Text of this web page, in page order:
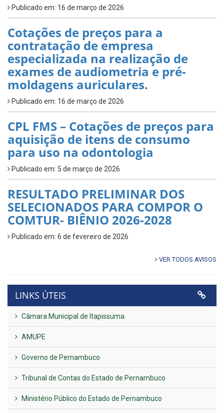
Publicado em: 16 de março de 2026
Cotações de preços para a
contratação de empresa
especializada na realização de
exames de audiometria e pré-
moldagens auriculares.
Publicado em: 16 de março de 2026
CPL FMS – Cotações de preços para
aquisição de itens de consumo
para uso na odontologia
Publicado em: 5 de março de 2026
RESULTADO PRELIMINAR DOS
SELECIONADOS PARA COMPOR O
COMTUR- BIÊNIO 2026-2028
Publicado em: 6 de fevereiro de 2026
VER TODOS AVISOS
LINKS ÚTEIS
Câmara Municipal de Itapissuma
AMUPE
Governo de Pernambuco
Tribunal de Contas do Estado de Pernambuco
Ministério Público do Estado de Pernambuco